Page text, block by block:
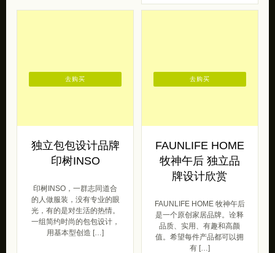
独立包包设计品牌
印树INSO
印树INSO，一群志同道合
的人做服装，没有专业的眼
光，有的是对生活的热情。
一组简约时尚的包包设计，
用基本型创造 […]
去购买
FAUNLIFE HOME
牧神午后 独立品
牌设计欣赏
FAUNLIFE HOME 牧神午后
是一个原创家居品牌。诠释
品质、实用、有趣和高颜
值。希望每件产品都可以拥
有 […]
去购买